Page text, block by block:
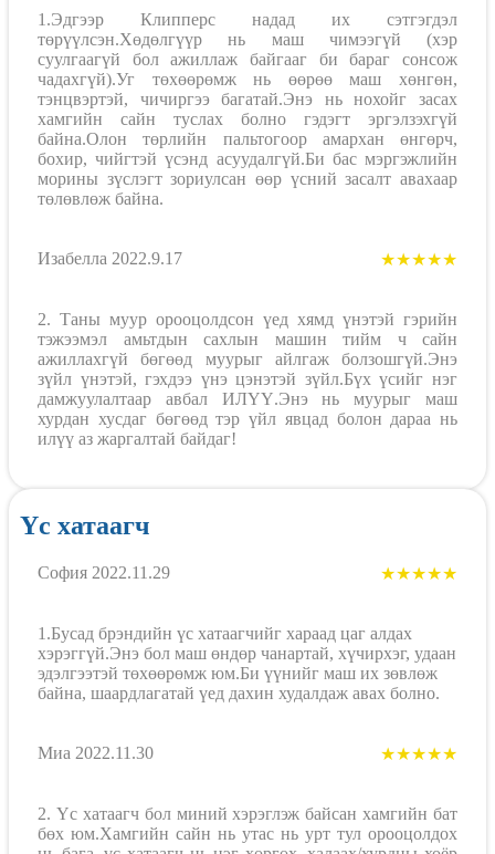
1.Эдгээр Клипперс надад их сэтгэгдэл
төрүүлсэн.Хөдөлгүүр нь маш чимээгүй (хэр
суулгаагүй бол ажиллаж байгааг би бараг сонсож
чадахгүй).Уг төхөөрөмж нь өөрөө маш хөнгөн,
тэнцвэртэй, чичиргээ багатай.Энэ нь нохойг засах
хамгийн сайн туслах болно гэдэгт эргэлзэхгүй
байна.Олон төрлийн пальтогоор амархан өнгөрч,
бохир, чийгтэй үсэнд асуудалгүй.Би бас мэргэжлийн
морины зүслэгт зориулсан өөр үсний засалт авахаар
төлөвлөж байна.
Изабелла 2022.9.17 ★★★★★
2. Таны муур орооцолдсон үед хямд үнэтэй гэрийн
тэжээмэл амьтдын сахлын машин тийм ч сайн
ажиллахгүй бөгөөд муурыг айлгаж болзошгүй.Энэ
зүйл үнэтэй, гэхдээ үнэ цэнэтэй зүйл.Бүх үсийг нэг
дамжуулалтаар авбал ИЛҮҮ.Энэ нь муурыг маш
хурдан хусдаг бөгөөд тэр үйл явцад болон дараа нь
илүү аз жаргалтай байдаг!
Үс хатаагч
София 2022.11.29 ★★★★★
1.Бусад брэндийн үс хатаагчийг хараад цаг алдах
хэрэггүй.Энэ бол маш өндөр чанартай, хүчирхэг, удаан
эдэлгээтэй төхөөрөмж юм.Би үүнийг маш их зөвлөж
байна, шаардлагатай үед дахин худалдаж авах болно.
Миа 2022.11.30 ★★★★★
2. Үс хатаагч бол миний хэрэглэж байсан хамгийн бат
бөх юм.Хамгийн сайн нь утас нь урт тул орооцолдох